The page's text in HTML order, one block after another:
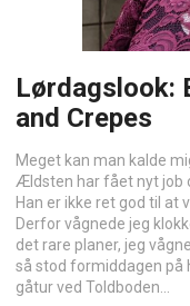
Lørdagslook:
and Crepes
Meget kan man kalde
Ældsten har fået nyt job
Han er ikke ret god til at
Derfor vågnede jeg
det rare planer, jeg
så stod formiddagen på
gåtur ved Toldboden...